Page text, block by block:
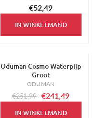
€52,49
IN WINKELMAND
-4%
Oduman Cosmo Waterpijp
Groot
ODUMAN
€251,99 €241,49
IN WINKELMAND